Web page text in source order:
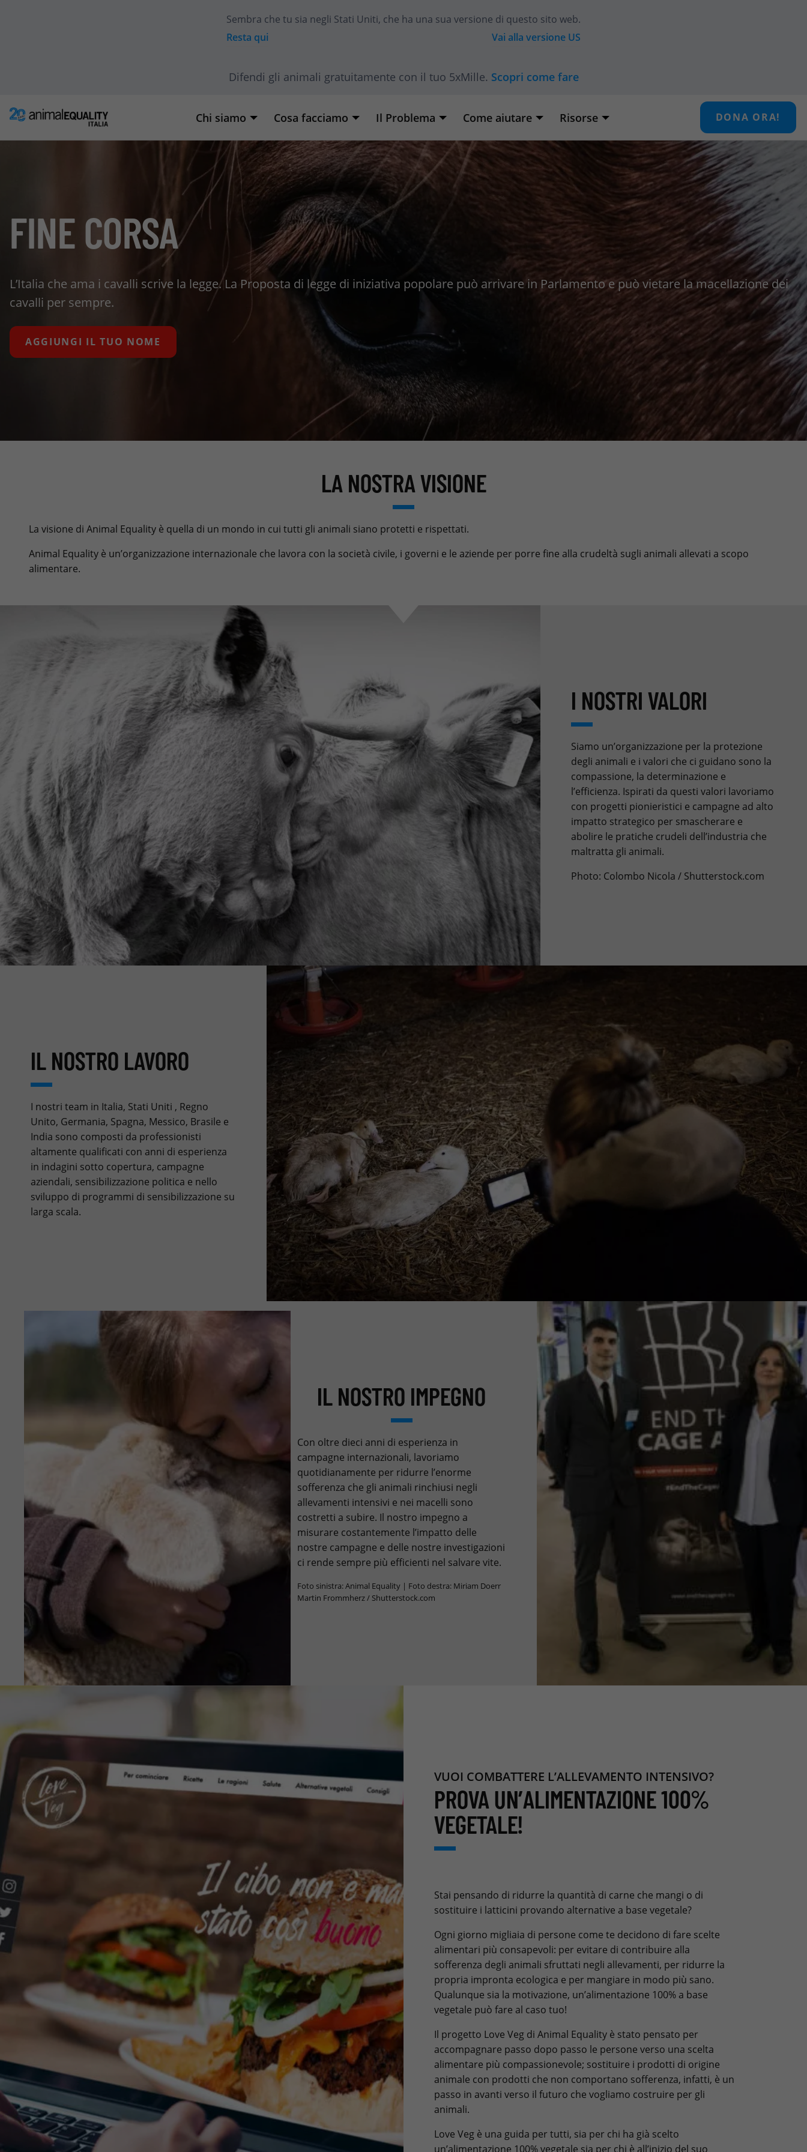
Sembra che tu sia negli Stati Uniti, che ha una sua versione di questo sito web.
Resta qui
Vai alla versione US
Difendi gli animali gratuitamente con il tuo 5xMille. Scopri come fare
Chi siamo Cosa facciamo Il Problema Come aiutare Risorse DONA ORA!
FINE CORSA
L’Italia che ama i cavalli scrive la legge. La Proposta di legge di iniziativa popolare può arrivare in Parlamento e può vietare la macellazione dei
cavalli per sempre.
AGGIUNGI IL TUO NOME
LA NOSTRA VISIONE
La visione di Animal Equality è quella di un mondo in cui tutti gli animali siano protetti e rispettati.
Animal Equality è un’organizzazione internazionale che lavora con la società civile, i governi e le aziende per porre fine alla crudeltà sugli animali allevati a scopo
alimentare.
I NOSTRI VALORI
Siamo un’organizzazione per la protezione
degli animali e i valori che ci guidano sono la
compassione, la determinazione e
l’efficienza. Ispirati da questi valori lavoriamo
con progetti pionieristici e campagne ad alto
impatto strategico per smascherare e
abolire le pratiche crudeli dell’industria che
maltratta gli animali.
Photo: Colombo Nicola / Shutterstock.com
IL NOSTRO LAVORO
I nostri team in Italia, Stati Uniti , Regno
Unito, Germania, Spagna, Messico, Brasile e
India sono composti da professionisti
altamente qualificati con anni di esperienza
in indagini sotto copertura, campagne
aziendali, sensibilizzazione politica e nello
sviluppo di programmi di sensibilizzazione su
larga scala.
IL NOSTRO IMPEGNO
Con oltre dieci anni di esperienza in
campagne internazionali, lavoriamo
quotidianamente per ridurre l’enorme
sofferenza che gli animali rinchiusi negli
allevamenti intensivi e nei macelli sono
costretti a subire. Il nostro impegno a
misurare costantemente l’impatto delle
nostre campagne e delle nostre investigazioni
ci rende sempre più efficienti nel salvare vite.
Foto sinistra: Animal Equality | Foto destra: Miriam Doerr
Martin Frommherz / Shutterstock.com
VUOI COMBATTERE L’ALLEVAMENTO INTENSIVO?
PROVA UN’ALIMENTAZIONE 100%
VEGETALE!
Stai pensando di ridurre la quantità di carne che mangi o di
sostituire i latticini provando alternative a base vegetale?
Ogni giorno migliaia di persone come te decidono di fare scelte
alimentari più consapevoli: per evitare di contribuire alla
sofferenza degli animali sfruttati negli allevamenti, per ridurre la
propria impronta ecologica e per mangiare in modo più sano.
Qualunque sia la motivazione, un’alimentazione 100% a base
vegetale può fare al caso tuo!
Il progetto Love Veg di Animal Equality è stato pensato per
accompagnare passo dopo passo le persone verso una scelta
alimentare più compassionevole; sostituire i prodotti di origine
animale con prodotti che non comportano sofferenza, infatti, è un
passo in avanti verso il futuro che vogliamo costruire per gli
animali.
Love Veg è una guida per tutti, sia per chi ha già scelto
un’alimentazione 100% vegetale sia per chi è all’inizio del suo